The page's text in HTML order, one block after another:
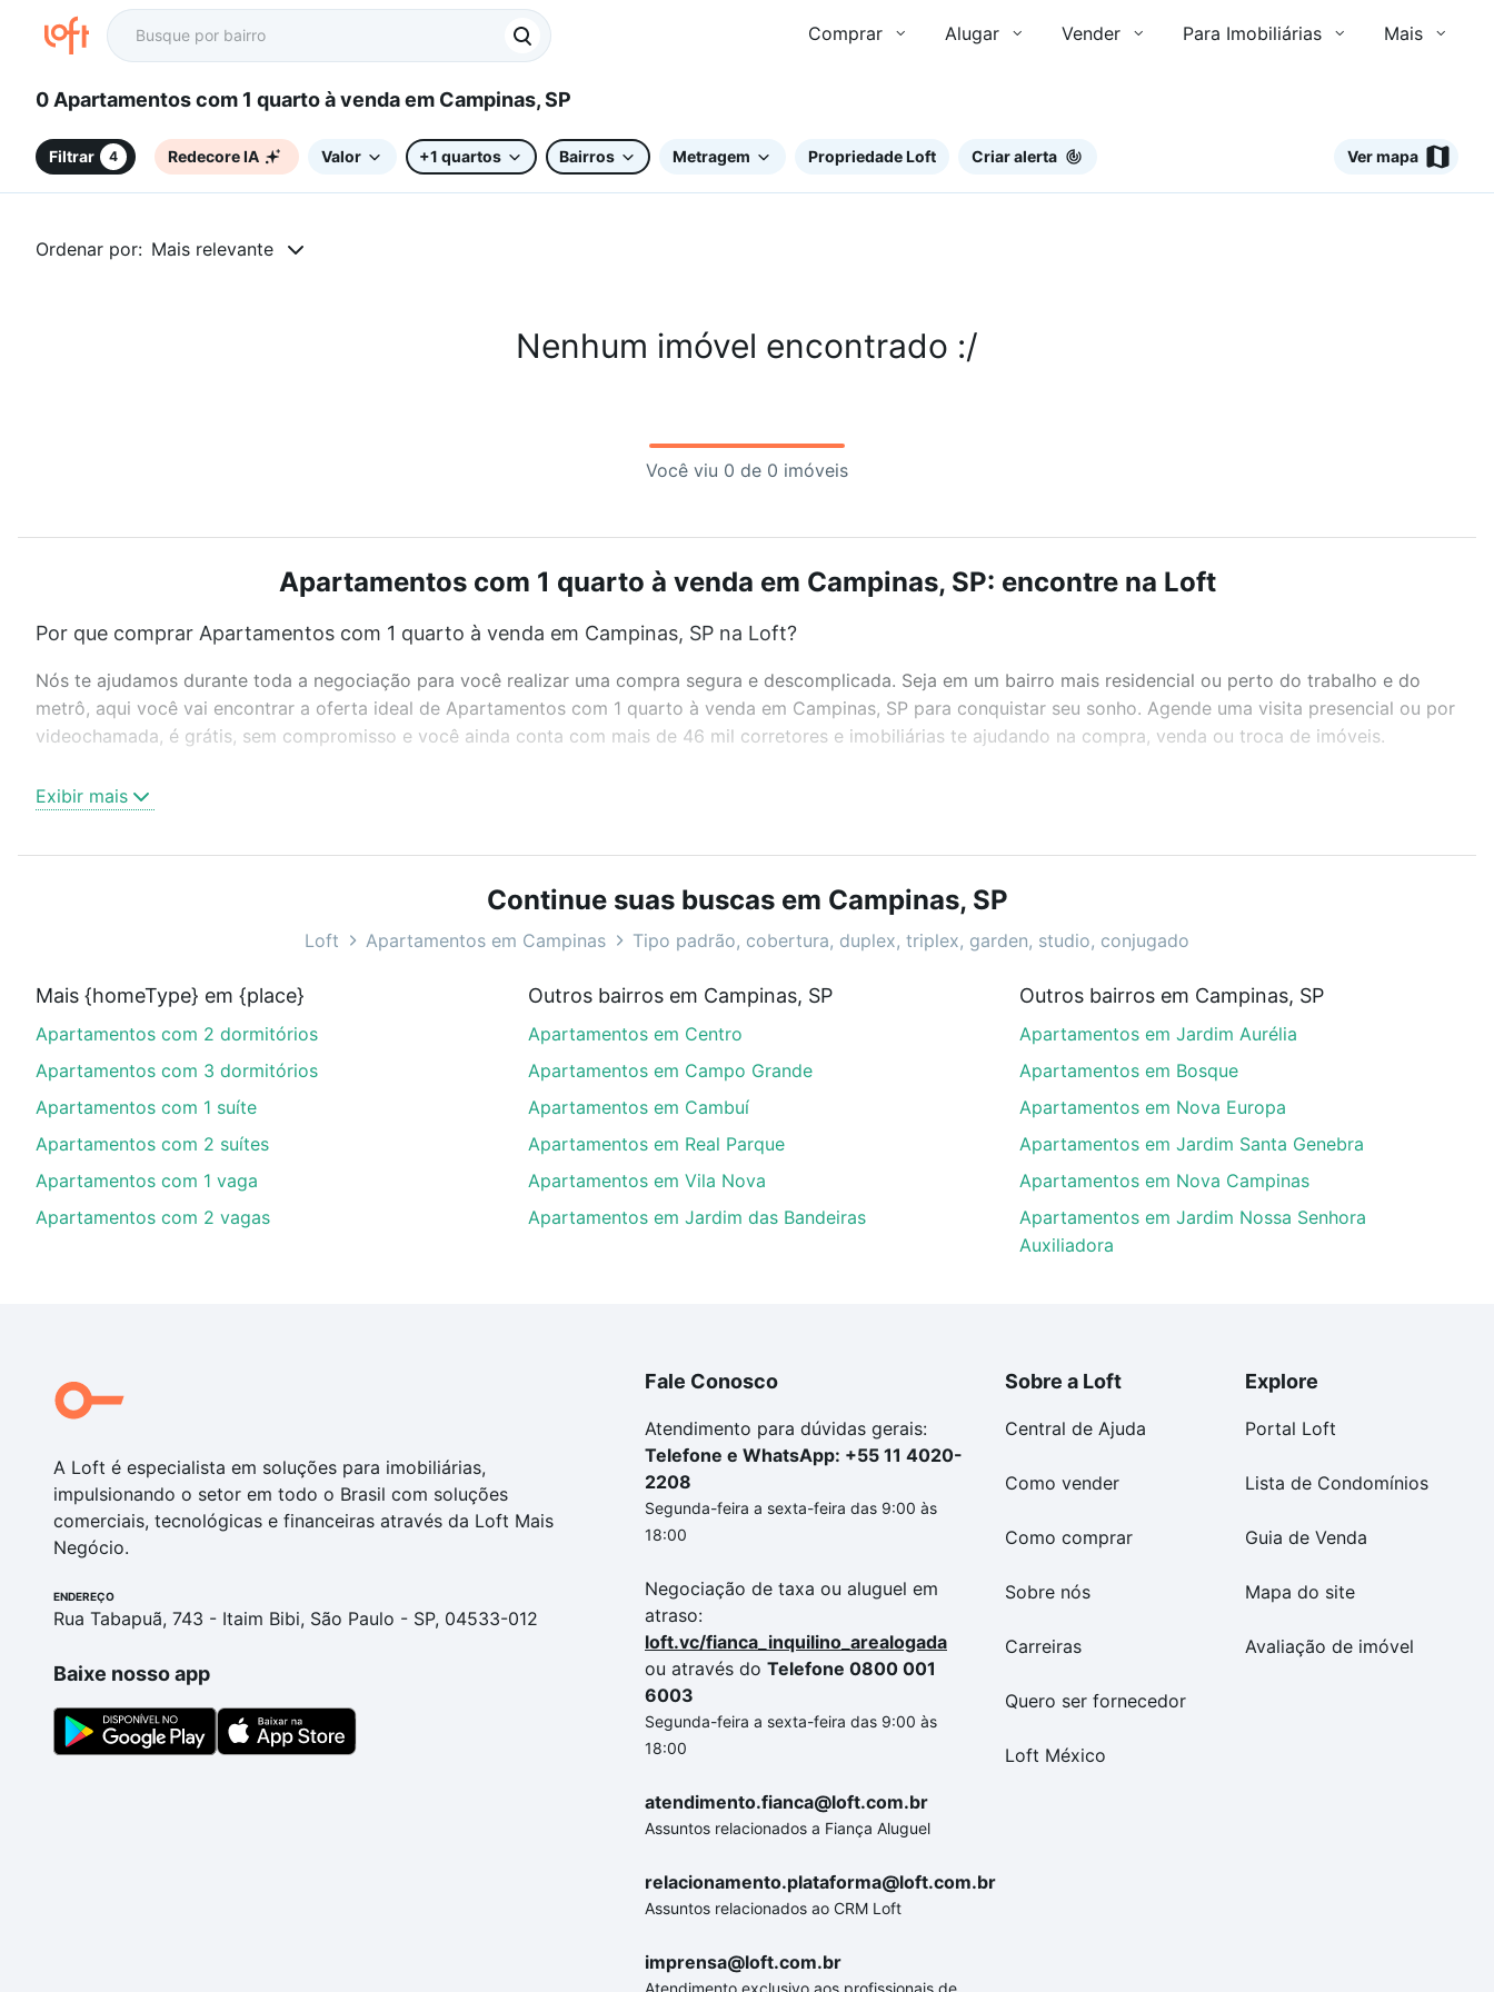
Comprar Alugar Vender Para Imobiliárias Mais
0 Apartamentos com 1 quarto à venda em Campinas, SP
Filtrar 4 Redecore IA Valor +1 quartos Bairros Metragem Propriedade Loft Criar alerta Ver mapa
Ordenar por: Mais relevante
Nenhum imóvel encontrado :/
Você viu 0 de 0 imóveis
Apartamentos com 1 quarto à venda em Campinas, SP: encontre na Loft
Por que comprar Apartamentos com 1 quarto à venda em Campinas, SP na Loft?
Nós te ajudamos durante toda a negociação para você realizar uma compra segura e descomplicada. Seja em um bairro mais residencial ou perto do trabalho e do
metrô, aqui você vai encontrar a oferta ideal de Apartamentos com 1 quarto à venda em Campinas, SP para conquistar seu sonho. Agende uma visita presencial ou por
videochamada, é grátis, sem compromisso e você ainda conta com mais de 46 mil corretores e imobiliárias te ajudando na compra, venda ou troca de imóveis.
ou sem vaga de garagem para combinar perfeitamente com o preço, metragem e comodidades, como piscina, academia, salão de festas ou área verde e encontrar
Apartamentos com 1 quarto à venda em Campinas, SP ideal para você na Loft.
Qual o preço de Apartamentos com 1 quarto à venda em Campinas, SP?
financiamento imobiliário as parcelas podem se adequar ao seu orçamento. Se ainda tem alguma dúvida dos custos envolvidos no processo de compra, veja em nosso
portal quanto custa comprar um apartamento e conte com a gente para comprar o imóvel dos seus sonhos com segurança e conforto. Loft, com você até as chaves.
Exibir mais
Continue suas buscas em Campinas, SP
Loft Apartamentos em Campinas Tipo padrão, cobertura, duplex, triplex, garden, studio, conjugado
Mais {homeType} em {place}
Apartamentos com 2 dormitórios
Apartamentos com 3 dormitórios
Apartamentos com 1 suíte
Apartamentos com 2 suítes
Apartamentos com 1 vaga
Apartamentos com 2 vagas
Outros bairros em Campinas, SP
Apartamentos em Centro
Apartamentos em Campo Grande
Apartamentos em Cambuí
Apartamentos em Real Parque
Apartamentos em Vila Nova
Apartamentos em Jardim das Bandeiras
Outros bairros em Campinas, SP
Apartamentos em Jardim Aurélia
Apartamentos em Bosque
Apartamentos em Nova Europa
Apartamentos em Jardim Santa Genebra
Apartamentos em Nova Campinas
Apartamentos em Jardim Nossa Senhora
Auxiliadora
A Loft é especialista em soluções para imobiliárias,
impulsionando o setor em todo o Brasil com soluções
comerciais, tecnológicas e financeiras através da Loft Mais
Negócio.
ENDEREÇO
Rua Tabapuã, 743 - Itaim Bibi, São Paulo - SP, 04533-012
Baixe nosso app
Fale Conosco
Atendimento para dúvidas gerais:
Telefone e WhatsApp: +55 11 4020-
2208
Segunda-feira a sexta-feira das 9:00 às
18:00
Negociação de taxa ou aluguel em
atraso:
loft.vc/fianca_inquilino_arealogada
ou através do Telefone 0800 001
6003
Segunda-feira a sexta-feira das 9:00 às
18:00
atendimento.fianca@loft.com.br
Assuntos relacionados a Fiança Aluguel
relacionamento.plataforma@loft.com.br
Assuntos relacionados ao CRM Loft
imprensa@loft.com.br
Atendimento exclusivo aos profissionais de
Sobre a Loft
Central de Ajuda
Como vender
Como comprar
Sobre nós
Carreiras
Quero ser fornecedor
Loft México
Explore
Portal Loft
Lista de Condomínios
Guia de Venda
Mapa do site
Avaliação de imóvel